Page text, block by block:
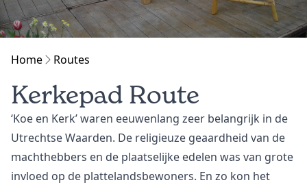
Home Routes
Kerkepad Route
‘Koe en Kerk’ waren eeuwenlang zeer belangrijk in de
Utrechtse Waarden. De religieuze geaardheid van de
machthebbers en de plaatselijke edelen was van grote
invloed op de plattelandsbewoners. En zo kon het